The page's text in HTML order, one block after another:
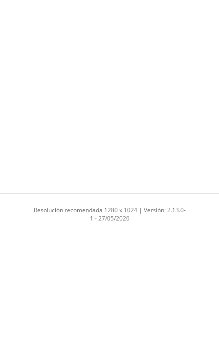
Resolución recomendada 1280 x 1024 | Versión: 2.13.0-
1 - 27/05/2026